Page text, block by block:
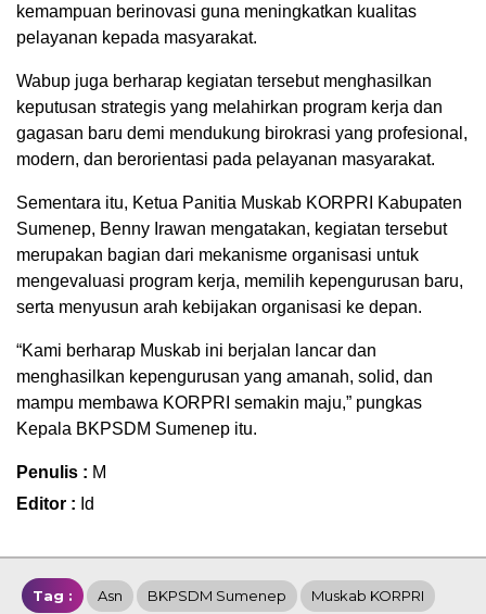
kemampuan berinovasi guna meningkatkan kualitas
pelayanan kepada masyarakat.
Wabup juga berharap kegiatan tersebut menghasilkan
keputusan strategis yang melahirkan program kerja dan
gagasan baru demi mendukung birokrasi yang profesional,
modern, dan berorientasi pada pelayanan masyarakat.
Sementara itu, Ketua Panitia Muskab KORPRI Kabupaten
Sumenep, Benny Irawan mengatakan, kegiatan tersebut
merupakan bagian dari mekanisme organisasi untuk
mengevaluasi program kerja, memilih kepengurusan baru,
serta menyusun arah kebijakan organisasi ke depan.
“Kami berharap Muskab ini berjalan lancar dan
menghasilkan kepengurusan yang amanah, solid, dan
mampu membawa KORPRI semakin maju,” pungkas
Kepala BKPSDM Sumenep itu.
Penulis : M
Editor : Id
Tag : Asn BKPSDM Sumenep Muskab KORPRI